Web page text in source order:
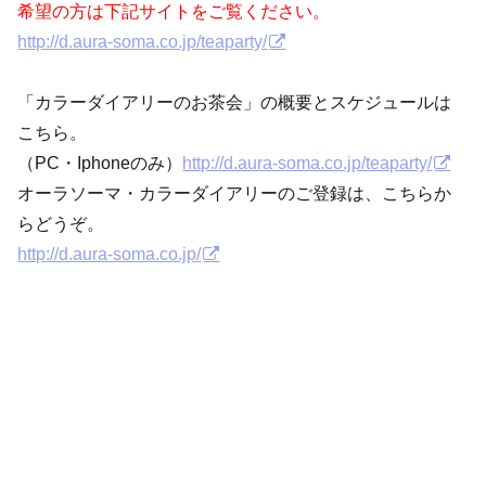
希望の方は下記サイトをご覧ください。
http://d.aura-soma.co.jp/teaparty/
「カラーダイアリーのお茶会」の概要とスケジュールは
こちら。
（PC・Iphoneのみ） http://d.aura-soma.co.jp/teaparty/
オーラソーマ・カラーダイアリーのご登録は、こちらか
らどうぞ。
http://d.aura-soma.co.jp/